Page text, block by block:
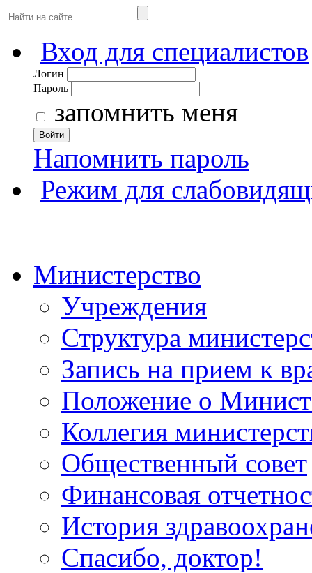
Вход для специалистов
Логин
Пароль
запомнить меня
Войти
Напомнить пароль
Режим для
Министерство
Учреждения
Структура
Запись на прием к
Положение о
Коллегия
Общественный совет
Финансовая
История
Спасибо, доктор!